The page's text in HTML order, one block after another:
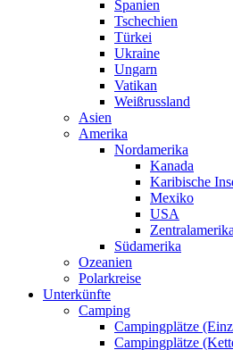
Spanien
Tschechien
Türkei
Ukraine
Ungarn
Vatikan
Weißrussland
Asien
Amerika
Nordamerika
Kanada
Karibische
Mexiko
USA
Südamerika
Ozeanien
Polarkreise
Unterkünfte
Camping
Campingplätze
Campingplätze